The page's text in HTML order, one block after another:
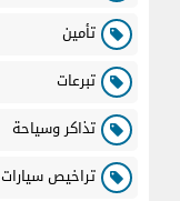
تأمين
تبرعات
تذاكر وسياحة
تراخيص سيارات